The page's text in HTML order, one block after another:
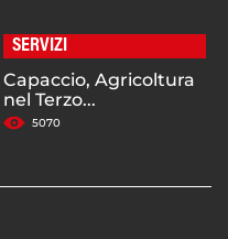
SERVIZI
Capaccio, Agricoltura
nel Terzo...
5070